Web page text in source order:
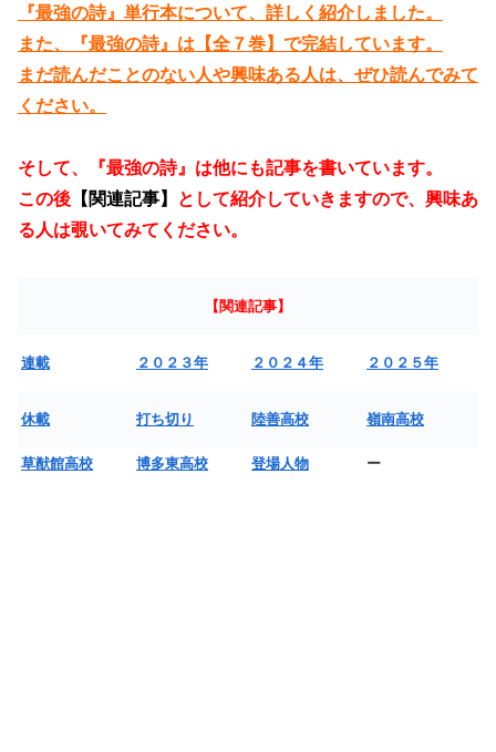
『最強の詩』単行本について、詳しく紹介しました。
また、『最強の詩』は【全７巻】で完結しています。
まだ読んだことのない人や興味ある人は、ぜひ読んでみて
ください。
そして、『最強の詩』は他にも記事を書いています。
この後 【関連記事】
として紹介していきますので、興味あ
る人は覗いてみてください。
【関連記事】
連載 ２０２３年 ２０２４年 ２０２５年
休載 打ち切り 陸善高校 嶺南高校
草猷館高校 博多東高校 登場人物 ー